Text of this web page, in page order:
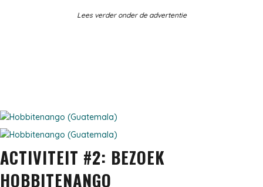
Lees verder onder de advertentie
ACTIVITEIT #2: BEZOEK
HOBBITENANGO